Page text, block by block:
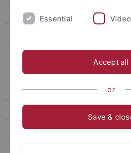
Allgemeine Rhetorik
Allgemeine u. vergleichende
Alte Geschichte
Alter Orient
Anglistik, Amerikanistik
Astronomie
Essential
Accept all
or
Save &